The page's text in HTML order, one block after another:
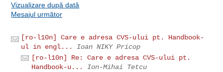
Vizualizare după dată
Mesajul următor
[ro-l10n] Care e adresa CVS-ului pt. Handbook-
ul in engl...
Ioan NIKY Pricop
[ro-l10n] Re: Care e adresa CVS-ului pt.
Handbook-u...
Ion-Mihai Tetcu